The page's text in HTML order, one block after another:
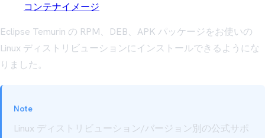
コンテナイメージ
Eclipse Temurin の RPM、DEB、APK パッケージをお使いの
Linux ディストリビューションにインストールできるようにな
りました。
Note
Linux ディストリビューション/バージョン別の公式サポ